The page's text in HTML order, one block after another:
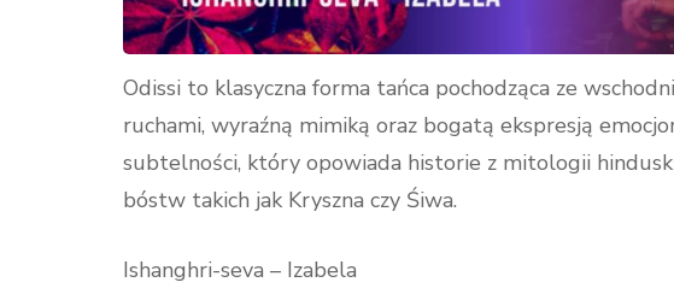
Odissi to klasyczna forma tańca pochodząca ze
ruchami, wyraźną mimiką oraz bogatą ekspresją
subtelności, który opowiada historie z mitologii
bóstw takich jak Kryszna czy Śiwa.
Ishanghri-seva – Izabela